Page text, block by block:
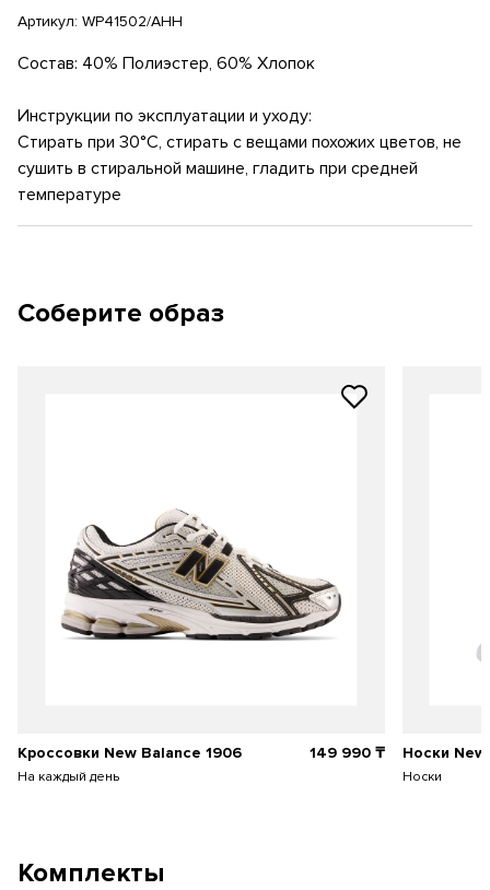
Артикул: WP41502/AHH
Состав: 40% Полиэстер, 60% Хлопок
Инструкции по эксплуатации и уходу:
Стирать при 30°C, стирать с вещами похожих цветов, не
сушить в стиральной машине, гладить при средней
температуре
Соберите образ
Кроссовки New Balance 1906
На каждый день
149 990 ₸ Носки
Носки
Комплекты